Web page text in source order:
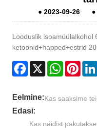
● 2023-09-26 ●
Looduslik isoamüülalkohol
ketoonid+happed+estrid
Facebook
X WhatsApp
Eelmine:Kas saaksime
Edasi:
Kas näidist